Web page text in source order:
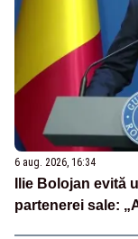
6 aug. 2026, 16:34
Ilie Bolojan evită
partenerei sale: